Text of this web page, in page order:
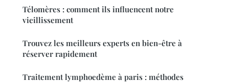
Télomères : comment ils influencent notre
vieillissement
Trouvez les meilleurs experts en bien-être à
réserver rapidement
Traitement lymphoedème à paris : méthodes